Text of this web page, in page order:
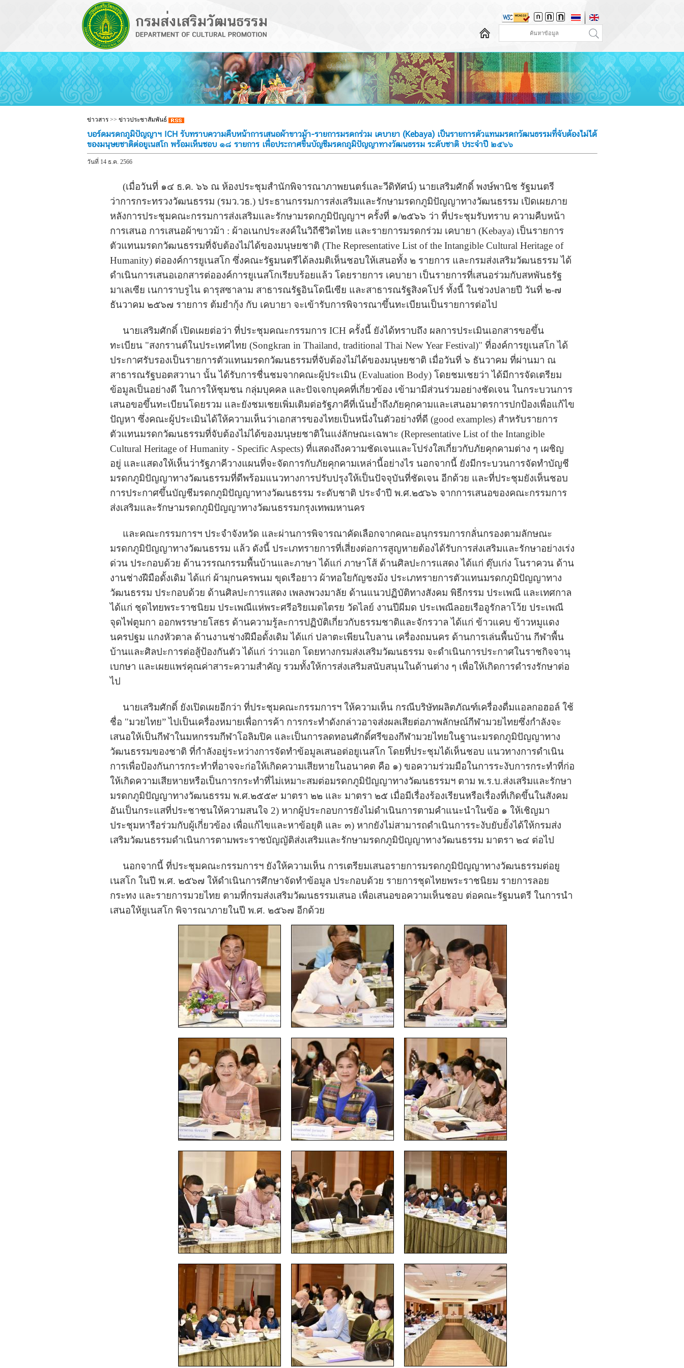
ข่าวสาร >> ข่าวประชาสัมพันธ์
บอร์ดมรดกภูมิปัญญาฯ ICH รับทราบความคืบหน้าการเสนอผ้าขาวม้า-รายการมรดกร่วม เคบายา (Kebaya) เป็นรายการตัวแทนมรดกวัฒนธรรมที่จับต้องไม่ได้
ของมนุษยชาติต่อยูเนสโก พร้อมเห็นชอบ ๑๘ รายการ เพื่อประกาศขึ้นบัญชีมรดกภูมิปัญญาทางวัฒนธรรม ระดับชาติ ประจำปี ๒๕๖๖
วันที่ 14 ธ.ค. 2566
(เมื่อวันที่ ๑๔ ธ.ค. ๖๖ ณ ห้องประชุมสำนักพิจารณาภาพยนตร์และวีดิทัศน์) นายเสริมศักดิ์ พงษ์พานิช รัฐมนตรี
ว่าการกระทรวงวัฒนธรรม (รมว.วธ.) ประธานกรรมการส่งเสริมและรักษามรดกภูมิปัญญาทางวัฒนธรรม เปิดเผยภาย
หลังการประชุมคณะกรรมการส่งเสริมและรักษามรดกภูมิปัญญาฯ ครั้งที่ ๑/๒๕๖๖ ว่า ที่ประชุมรับทราบ ความคืบหน้า
การเสนอ การเสนอผ้าขาวม้า : ผ้าอเนกประสงค์ในวิถีชีวิตไทย และรายการมรดกร่วม เคบายา (Kebaya) เป็นรายการ
ตัวแทนมรดกวัฒนธรรมที่จับต้องไม่ได้ของมนุษยชาติ (The Representative List of the Intangible Cultural Heritage of
Humanity) ต่อองค์การยูเนสโก ซึ่งคณะรัฐมนตรีได้ลงมติเห็นชอบให้เสนอทั้ง ๒ รายการ และกรมส่งเสริมวัฒนธรรม ได้
ดำเนินการเสนอเอกสารต่อองค์การยูเนสโกเรียบร้อยแล้ว โดยรายการ เคบายา เป็นรายการที่เสนอร่วมกับสหพันธรัฐ
มาเลเซีย เนการาบรูไน ดารุสซาลาม สาธารณรัฐอินโดนีเซีย และสาธารณรัฐสิงคโปร์ ทั้งนี้ ในช่วงปลายปี วันที่ ๒-๗
ธันวาคม ๒๕๖๗ รายการ ต้มยำกุ้ง กับ เคบายา จะเข้ารับการพิจารณาขึ้นทะเบียนเป็นรายการต่อไป
นายเสริมศักดิ์ เปิดเผยต่อว่า ที่ประชุมคณะกรรมการ ICH ครั้งนี้ ยังได้ทราบถึง ผลการประเมินเอกสารขอขึ้น
ทะเบียน "สงกรานต์ในประเทศไทย (Songkran in Thailand, traditional Thai New Year Festival)" ที่องค์การยูเนสโก ได้
ประกาศรับรองเป็นรายการตัวแทนมรดกวัฒนธรรมที่จับต้องไม่ได้ของมนุษยชาติ เมื่อวันที่ ๖ ธันวาคม ที่ผ่านมา ณ
สาธารณรัฐบอตสวานา นั้น ได้รับการชื่นชมจากคณะผู้ประเมิน (Evaluation Body) โดยชมเชยว่า ได้มีการจัดเตรียม
ข้อมูลเป็นอย่างดี ในการให้ชุมชน กลุ่มบุคคล และปัจเจกบุคคที่เกี่ยวข้อง เข้ามามีส่วนร่วมอย่างชัดเจน ในกระบวนการ
เสนอขอขึ้นทะเบียนโดยรวม และยังชมเชยเพิ่มเติมต่อรัฐภาคีที่เน้นย้ำถึงภัยคุกคามและเสนอมาตรการปกป้องเพื่อแก้ไข
ปัญหา ซึ่งคณะผู้ประเมินได้ให้ความเห็นว่าเอกสารของไทยเป็นหนึ่งในตัวอย่างที่ดี (good examples) สำหรับรายการ
ตัวแทนมรดกวัฒนธรรมที่จับต้องไม่ได้ของมนุษยชาติในแง่ลักษณะเฉพาะ (Representative List of the Intangible
Cultural Heritage of Humanity - Specific Aspects) ที่แสดงถึงความชัดเจนและโปร่งใสเกี่ยวกับภัยคุกคามต่าง ๆ เผชิญ
อยู่ และแสดงให้เห็นว่ารัฐภาคีวางแผนที่จะจัดการกับภัยคุกคามเหล่านี้อย่างไร นอกจากนี้ ยังมีกระบวนการจัดทำบัญชี
มรดกภูมิปัญญาทางวัฒนธรรมที่ดีพร้อมแนวทางการปรับปรุงให้เป็นปัจจุบันที่ชัดเจน อีกด้วย และที่ประชุมยังเห็นชอบ
การประกาศขึ้นบัญชีมรดกภูมิปัญญาทางวัฒนธรรม ระดับชาติ ประจำปี พ.ศ.๒๕๖๖ จากการเสนอของคณะกรรมการ
ส่งเสริมและรักษามรดกภูมิปัญญาทางวัฒนธรรมกรุงเทพมหานคร
และคณะกรรมการฯ ประจำจังหวัด และผ่านการพิจารณาคัดเลือกจากคณะอนุกรรมการกลั่นกรองตามลักษณะ
มรดกภูมิปัญญาทางวัฒนธรรม แล้ว ดังนี้ ประเภทรายการที่เสี่ยงต่อการสูญหายต้องได้รับการส่งเสริมและรักษาอย่างเร่ง
ด่วน ประกอบด้วย ด้านวรรณกรรมพื้นบ้านและภาษา ได้แก่ ภาษาโส้ ด้านศิลปะการแสดง ได้แก่ ตุ๊บเก่ง โนราควน ด้าน
งานช่างฝีมือดั้งเดิม ได้แก่ ผ้ามุกนครพนม ขุดเรือยาว ผ้าทอใยกัญชงม้ง ประเภทรายการตัวแทนมรดกภูมิปัญญาทาง
วัฒนธรรม ประกอบด้วย ด้านศิลปะการแสดง เพลงพวงมาลัย ด้านแนวปฏิบัติทางสังคม พิธีกรรม ประเพณี และเทศกาล
ได้แก่ ชุดไทยพระราชนิยม ประเพณีแห่พระศรีอริยเมตไตรย วัดไลย์ งานปีผีมด ประเพณีลอยเรืออูรักลาโว้ย ประเพณี
จุดไฟตูมกา ออกพรรษายโสธร ด้านความรู้ละการปฏิบัติเกี่ยวกับธรรมชาติและจักรวาล ได้แก่ ข้าวแคบ ข้าวหมูแดง
นครปฐม แกงหัวตาล ด้านงานช่างฝีมือดั้งเดิม ได้แก่ ปลาตะเพียนใบลาน เครื่องถมนคร ด้านการเล่นพื้นบ้าน กีฬาพื้น
บ้านและศิลปะการต่อสู้ป้องกันตัว ได้แก่ ว่าวแอก โดยทางกรมส่งเสริมวัฒนธรรม จะดำเนินการประกาศในราชกิจจานุ
เบกษา และเผยแพร่คุณค่าสาระความสำคัญ รวมทั้งให้การส่งเสริมสนับสนุนในด้านต่าง ๆ เพื่อให้เกิดการดำรงรักษาต่อ
ไป
นายเสริมศักดิ์ ยังเปิดเผยอีกว่า ที่ประชุมคณะกรรมการฯ ให้ความเห็น กรณีบริษัทผลิตภัณฑ์เครื่องดื่มแอลกอฮอล์ ใช้
ชื่อ "มวยไทย” ไปเป็นเครื่องหมายเพื่อการค้า การกระทำดังกล่าวอาจส่งผลเสียต่อภาพลักษณ์กีฬามวยไทยซึ่งกำลังจะ
เสนอให้เป็นกีฬาในมหกรรมกีฬาโอลิมปิค และเป็นการลดทอนศักดิ์ศรีของกีฬามวยไทยในฐานะมรดกภูมิปัญญาทาง
วัฒนธรรมของชาติ ที่กำลังอยู่ระหว่างการจัดทำข้อมูลเสนอต่อยูเนสโก โดยที่ประชุมได้เห็นชอบ แนวทางการดำเนิน
การเพื่อป้องกันการกระทำที่อาจจะก่อให้เกิดความเสียหายในอนาคต คือ ๑) ขอความร่วมมือในการระงับการกระทำที่ก่อ
ให้เกิดความเสียหายหรือเป็นการกระทำที่ไม่เหมาะสมต่อมรดกภูมิปัญญาทางวัฒนธรรมฯ ตาม พ.ร.บ.ส่งเสริมและรักษา
มรดกภูมิปัญญาทางวัฒนธรรม พ.ศ.๒๕๕๙ มาตรา ๒๒ และ มาตรา ๒๕ เมื่อมีเรื่องร้องเรียนหรือเรื่องที่เกิดขึ้นในสังคม
อันเป็นกระแสที่ประชาชนให้ความสนใจ 2) หากผู้ประกอบการยังไม่ดำเนินการตามคำแนะนำในข้อ ๑ ให้เชิญมา
ประชุมหารือร่วมกับผู้เกี่ยวข้อง เพื่อแก้ไขและหาข้อยุติ และ ๓) หากยังไม่สามารถดำเนินการระงับยับยั้งได้ให้กรมส่ง
เสริมวัฒนธรรมดำเนินการตามพระราชบัญญัติส่งเสริมและรักษามรดกภูมิปัญญาทางวัฒนธรรม มาตรา ๒๔ ต่อไป
นอกจากนี้ ที่ประชุมคณะกรรมการฯ ยังให้ความเห็น การเตรียมเสนอรายการมรดกภูมิปัญญาทางวัฒนธรรมต่อยู
เนสโก ในปี พ.ศ. ๒๕๖๗ ให้ดำเนินการศึกษาจัดทำข้อมูล ประกอบด้วย รายการชุดไทยพระราชนิยม รายการลอย
กระทง และรายการมวยไทย ตามที่กรมส่งเสริมวัฒนธรรมเสนอ เพื่อเสนอขอความเห็นชอบ ต่อคณะรัฐมนตรี ในการนำ
เสนอให้ยูเนสโก พิจารณาภายในปี พ.ศ. ๒๕๖๗ อีกด้วย